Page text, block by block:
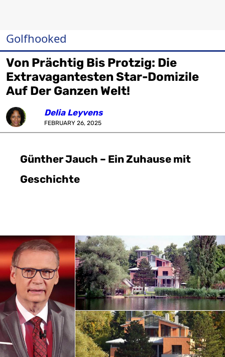
Golfhooked
Von Prächtig Bis Protzig: Die
Extravagantesten Star-Domizile
Auf Der Ganzen Welt!
Delia Leyvens
FEBRUARY 26, 2025
Günther Jauch – Ein Zuhause mit
Geschichte